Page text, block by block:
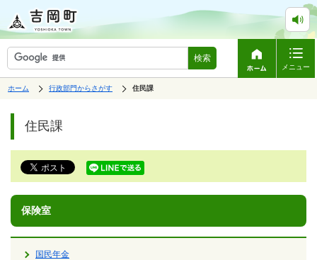
検索
メニュー
表
は、
ホーム
の
中
行政部門からさがす
の
住民課
す。
ジ
の
す。
住民課
保険室
国民年金